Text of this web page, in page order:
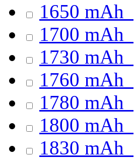
1650 mAh
1700 mAh
1730 mAh
1760 mAh
1780 mAh
1800 mAh
1830 mAh